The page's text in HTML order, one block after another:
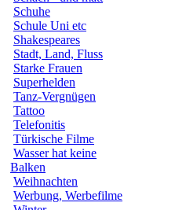
Schuhe
Schule Uni etc
Shakespeares
Stadt, Land, Fluss
Starke Frauen
Superhelden
Tanz-Vergnügen
Tattoo
Telefonitis
Türkische Filme
Wasser hat keine
Balken
Weihnachten
Werbung, Werbefilme